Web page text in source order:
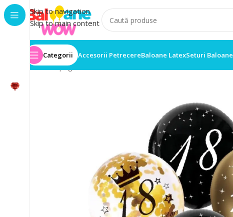
Skip to navigation
Skip to main content
Categorii Accesorii PetrecereBaloane LatexSeturi Baloane
Prima pagină